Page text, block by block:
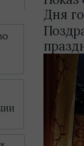
Дня